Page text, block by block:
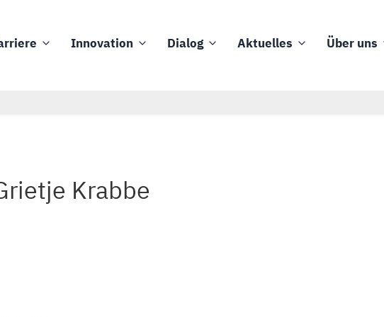
Innovation Dialog Aktuelles Über uns
Krabbe